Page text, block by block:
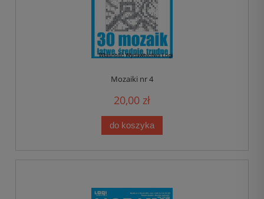
Mozaiki nr 4
20,00 zł
do koszyka